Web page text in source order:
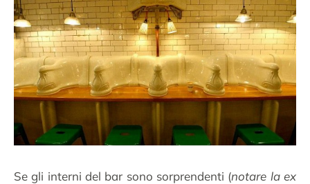
Se gli interni del bar sono sorprendenti (notare la ex